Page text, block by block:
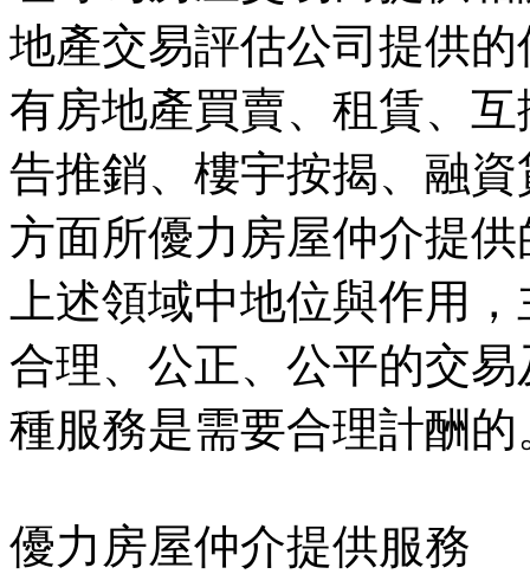
地產交易評估公司提供
有房地產買賣、租賃、
告推銷、樓宇按揭、融
方面所優力房屋仲介提
上述領域中地位與作用
合理、公正、公平的交
種服務是需要合理計酬的
優力房屋仲介提供服務